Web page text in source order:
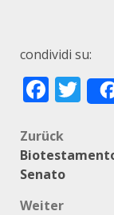
condividi su:
Zurück
Senato
Weiter